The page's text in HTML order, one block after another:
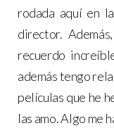
rodada aquí en
director.
recuerdo
además tengo
películas que he
las amo. Algo me